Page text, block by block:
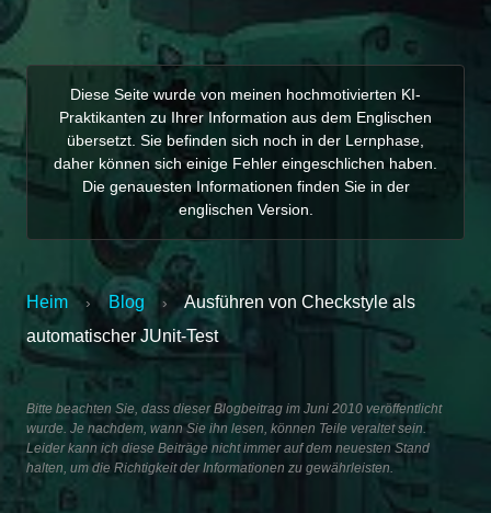
Diese Seite wurde von meinen hochmotivierten KI-
Praktikanten zu Ihrer Information aus dem Englischen
übersetzt. Sie befinden sich noch in der Lernphase,
daher können sich einige Fehler eingeschlichen haben.
Die genauesten Informationen finden Sie in der
englischen Version.
Heim › Blog ›
Ausführen von Checkstyle als
automatischer JUnit-Test
Bitte beachten Sie, dass dieser Blogbeitrag im Juni 2010 veröffentlicht
wurde. Je nachdem, wann Sie ihn lesen, können Teile veraltet sein.
Leider kann ich diese Beiträge nicht immer auf dem neuesten Stand
halten, um die Richtigkeit der Informationen zu gewährleisten.